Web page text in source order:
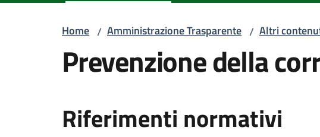
Home / Amministrazione Trasparente / Altri
Prevenzione della
Riferimenti normativi